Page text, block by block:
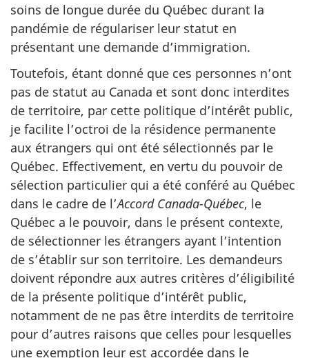
soins de longue durée du Québec durant la
pandémie de régulariser leur statut en
présentant une demande d’immigration.
Toutefois, étant donné que ces personnes n’ont
pas de statut au Canada et sont donc interdites
de territoire, par cette politique d’intérêt public,
je facilite l’octroi de la résidence permanente
aux étrangers qui ont été sélectionnés par le
Québec. Effectivement, en vertu du pouvoir de
sélection particulier qui a été conféré au Québec
dans le cadre de l’Accord Canada-Québec, le
Québec a le pouvoir, dans le présent contexte,
de sélectionner les étrangers ayant l’intention
de s’établir sur son territoire. Les demandeurs
doivent répondre aux autres critères d’éligibilité
de la présente politique d’intérêt public,
notamment de ne pas être interdits de territoire
pour d’autres raisons que celles pour lesquelles
une exemption leur est accordée dans le